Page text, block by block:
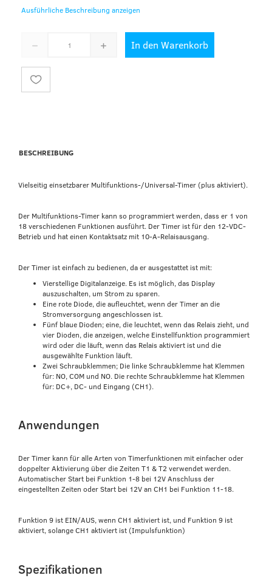
Ausführliche Beschreibung anzeigen
In den Warenkorb
BESCHREIBUNG
Vielseitig einsetzbarer Multifunktions-/Universal-Timer (plus aktiviert).
Der Multifunktions-Timer kann so programmiert werden, dass er 1 von
18 verschiedenen Funktionen ausführt. Der Timer ist für den 12-VDC-
Betrieb und hat einen Kontaktsatz mit 10-A-Relaisausgang.
Der Timer ist einfach zu bedienen, da er ausgestattet ist mit:
Vierstellige Digitalanzeige. Es ist möglich, das Display
auszuschalten, um Strom zu sparen.
Eine rote Diode, die aufleuchtet, wenn der Timer an die
Stromversorgung angeschlossen ist.
Fünf blaue Dioden; eine, die leuchtet, wenn das Relais zieht, und
vier Dioden, die anzeigen, welche Einstellfunktion programmiert
wird oder die läuft, wenn das Relais aktiviert ist und die
ausgewählte Funktion läuft.
Zwei Schraubklemmen; Die linke Schraubklemme hat Klemmen
für: NO, COM und NO. Die rechte Schraubklemme hat Klemmen
für: DC+, DC- und Eingang (CH1).
Anwendungen
Der Timer kann für alle Arten von Timerfunktionen mit einfacher oder
doppelter Aktivierung über die Zeiten T1 & T2 verwendet werden.
Automatischer Start bei Funktion 1-8 bei 12V Anschluss der
eingestellten Zeiten oder Start bei 12V an CH1 bei Funktion 11-18.
Funktion 9 ist EIN/AUS, wenn CH1 aktiviert ist, und Funktion 9 ist
aktiviert, solange CH1 aktiviert ist (Impulsfunktion)
Spezifikationen